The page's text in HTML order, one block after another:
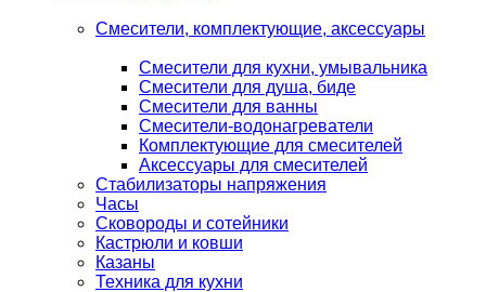
Смесители, комплектующие, аксессуары
Смесители для кухни, умывальника
Смесители для душа, биде
Смесители для ванны
Смесители-водонагреватели
Комплектующие для смесителей
Аксессуары для смесителей
Стабилизаторы напряжения
Часы
Сковороды и сотейники
Кастрюли и ковши
Казаны
Техника для кухни